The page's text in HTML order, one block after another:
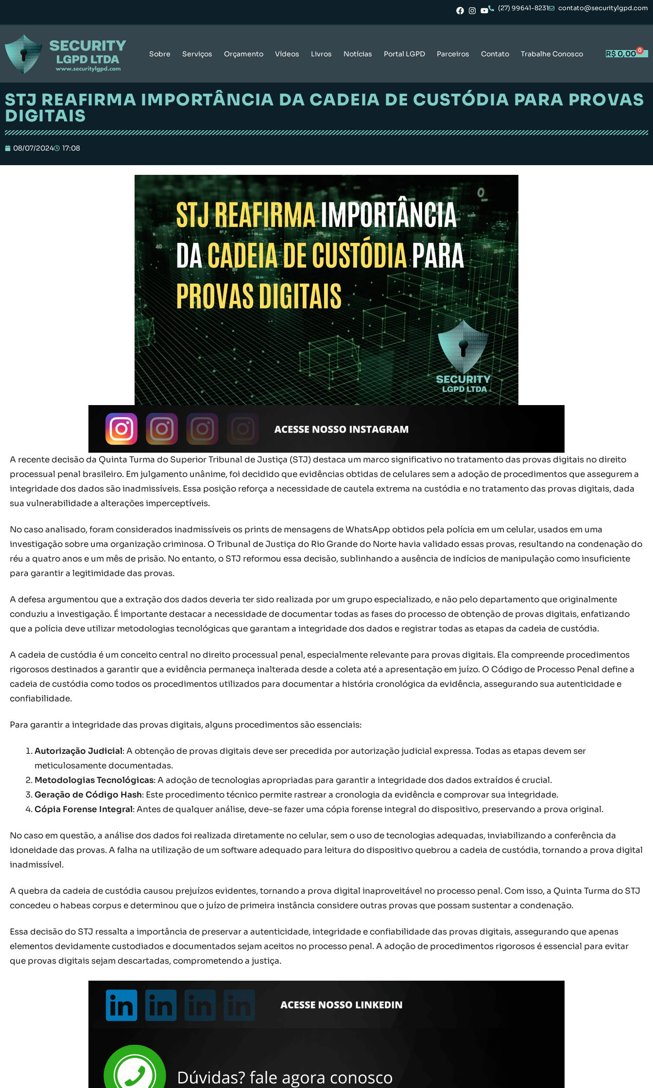
(27) 99641-8231 contato@securitylgpd.com
Sobre Serviços Orçamento Vídeos Livros Notícias Portal LGPD Parceiros Contato Trabalhe Conosco R$ 0,00 0
STJ REAFIRMA IMPORTÂNCIA DA CADEIA DE CUSTÓDIA PARA PROVAS
DIGITAIS
08/07/2024 17:08
A recente decisão da Quinta Turma do Superior Tribunal de Justiça (STJ) destaca um marco significativo no tratamento das provas digitais no direito
processual penal brasileiro. Em julgamento unânime, foi decidido que evidências obtidas de celulares sem a adoção de procedimentos que assegurem a
integridade dos dados são inadmissíveis. Essa posição reforça a necessidade de cautela extrema na custódia e no tratamento das provas digitais, dada
sua vulnerabilidade a alterações imperceptíveis.
No caso analisado, foram considerados inadmissíveis os prints de mensagens de WhatsApp obtidos pela polícia em um celular, usados em uma
investigação sobre uma organização criminosa. O Tribunal de Justiça do Rio Grande do Norte havia validado essas provas, resultando na condenação do
réu a quatro anos e um mês de prisão. No entanto, o STJ reformou essa decisão, sublinhando a ausência de indícios de manipulação como insuficiente
para garantir a legitimidade das provas.
A defesa argumentou que a extração dos dados deveria ter sido realizada por um grupo especializado, e não pelo departamento que originalmente
conduziu a investigação. É importante destacar a necessidade de documentar todas as fases do processo de obtenção de provas digitais, enfatizando
que a polícia deve utilizar metodologias tecnológicas que garantam a integridade dos dados e registrar todas as etapas da cadeia de custódia.
A cadeia de custódia é um conceito central no direito processual penal, especialmente relevante para provas digitais. Ela compreende procedimentos
rigorosos destinados a garantir que a evidência permaneça inalterada desde a coleta até a apresentação em juízo. O Código de Processo Penal define a
cadeia de custódia como todos os procedimentos utilizados para documentar a história cronológica da evidência, assegurando sua autenticidade e
confiabilidade.
Para garantir a integridade das provas digitais, alguns procedimentos são essenciais:
Autorização Judicial: A obtenção de provas digitais deve ser precedida por autorização judicial expressa. Todas as etapas devem ser
meticulosamente documentadas.
Metodologias Tecnológicas: A adoção de tecnologias apropriadas para garantir a integridade dos dados extraídos é crucial.
Geração de Código Hash: Este procedimento técnico permite rastrear a cronologia da evidência e comprovar sua integridade.
Cópia Forense Integral: Antes de qualquer análise, deve-se fazer uma cópia forense integral do dispositivo, preservando a prova original.
No caso em questão, a análise dos dados foi realizada diretamente no celular, sem o uso de tecnologias adequadas, inviabilizando a conferência da
idoneidade das provas. A falha na utilização de um software adequado para leitura do dispositivo quebrou a cadeia de custódia, tornando a prova digital
inadmissível.
A quebra da cadeia de custódia causou prejuízos evidentes, tornando a prova digital inaproveitável no processo penal. Com isso, a Quinta Turma do STJ
concedeu o habeas corpus e determinou que o juízo de primeira instância considere outras provas que possam sustentar a condenação.
Essa decisão do STJ ressalta a importância de preservar a autenticidade, integridade e confiabilidade das provas digitais, assegurando que apenas
elementos devidamente custodiados e documentados sejam aceitos no processo penal. A adoção de procedimentos rigorosos é essencial para evitar
que provas digitais sejam descartadas, comprometendo a justiça.